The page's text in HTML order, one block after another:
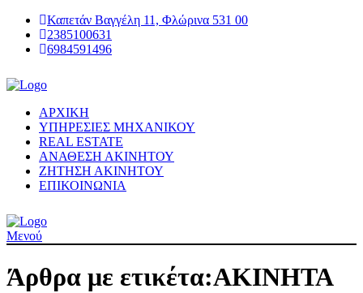
Καπετάν Βαγγέλη 11, Φλώρινα 531 00
2385100631
6984591496
ΑΡΧΙΚΗ
ΥΠΗΡΕΣΙΕΣ ΜΗΧΑΝΙΚΟΥ
REAL ESTATE
ΑΝΑΘΕΣΗ ΑΚΙΝΗΤΟΥ
ΖΗΤΗΣΗ ΑΚΙΝΗΤΟΥ
ΕΠΙΚΟΙΝΩΝΙΑ
Μενού
Άρθρα με ετικέτα:ΑΚΙΝΗΤΑ